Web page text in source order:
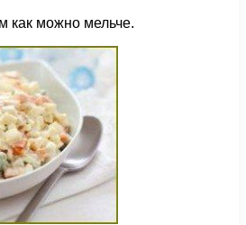
как можно мельче.